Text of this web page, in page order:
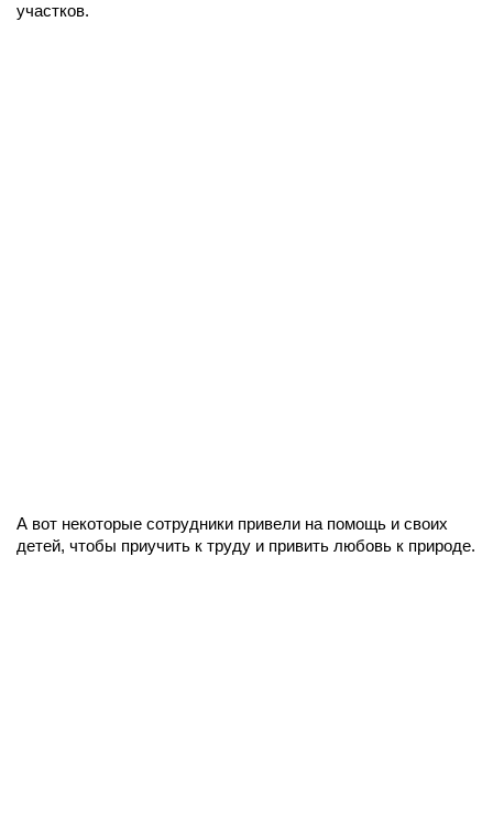
участков.
А вот некоторые сотрудники привели на помощь и своих
детей, чтобы приучить к труду и привить любовь к природе.